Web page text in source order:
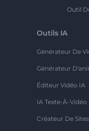
Outil
Outils IA
Générateur De
Générateur
Éditeur Vidéo IA
IA Texte-À-Vidéo
Créateur De